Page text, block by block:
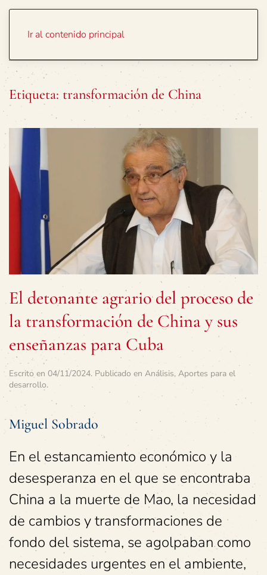
Ir al contenido principal
Etiqueta: transformación de China
El detonante agrario del proceso de
la transformación de China y sus
enseñanzas para Cuba
Escrito en 04/11/2024. Publicado en Análisis, Aportes para el
desarrollo.
Miguel Sobrado
En el estancamiento económico y la
desesperanza en el que se encontraba
China a la muerte de Mao, la necesidad
de cambios y transformaciones de
fondo del sistema, se agolpaban como
necesidades urgentes en el ambiente,